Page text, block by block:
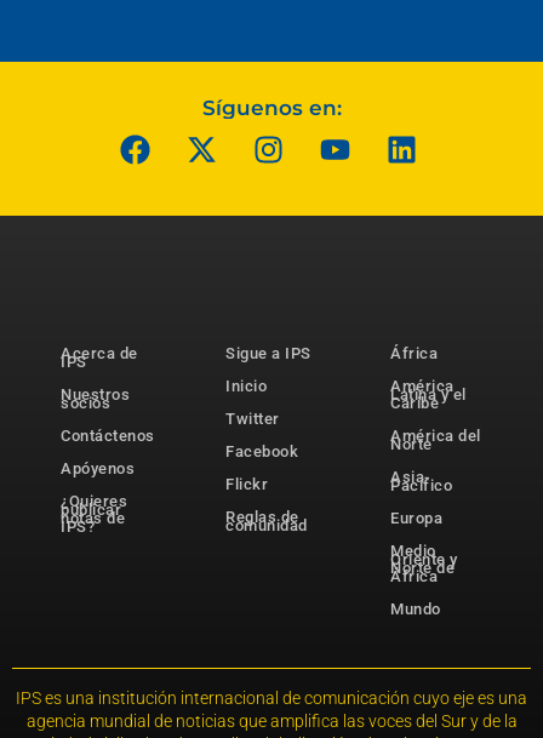
Síguenos en:
Acerca de
IPS
Nuestros
socios
Contáctenos
Apóyenos
¿Quieres
publicar
notas de
IPS?
Sigue a IPS
Inicio
Twitter
Facebook
Flickr
Reglas de
comunidad
África
América
Latina y el
Caribe
América del
Norte
Asia-
Pacífico
Europa
Medio
Oriente y
Norte de
África
Mundo
IPS es una institución internacional de comunicación cuyo eje es una
agencia mundial de noticias que amplifica las voces del Sur y de la